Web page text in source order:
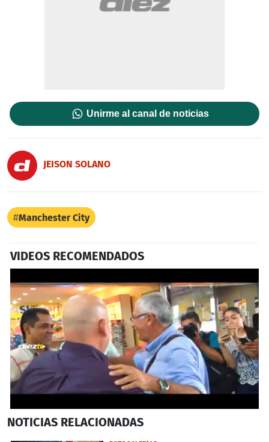
Unirme al canal de noticias
JEISON SOLANO
Manchester City
VIDEOS RECOMENDADOS
seconds
NOTICIAS RELACIONADAS